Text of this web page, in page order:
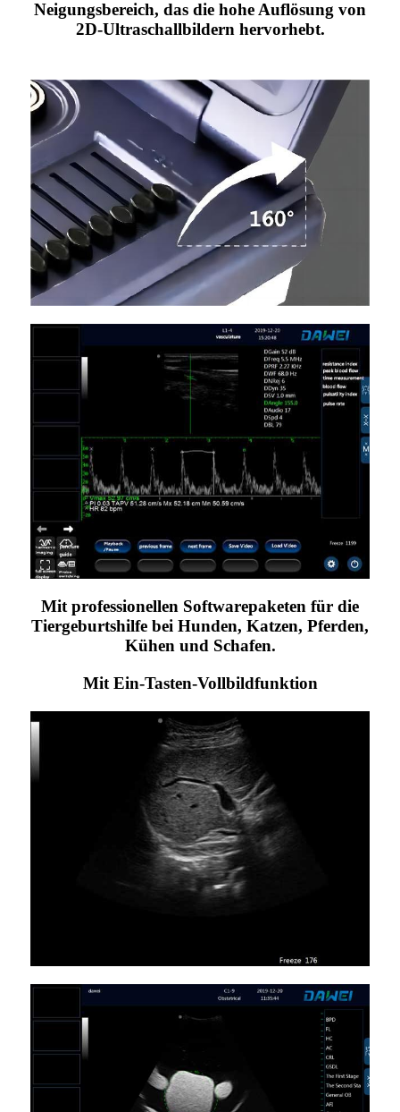
Neigungsbereich, das die hohe Auflösung von
2D-Ultraschallbildern hervorhebt.
Mit professionellen Softwarepaketen für die
Tiergeburtshilfe bei Hunden, Katzen, Pferden,
Kühen und Schafen.
Mit Ein-Tasten-Vollbildfunktion